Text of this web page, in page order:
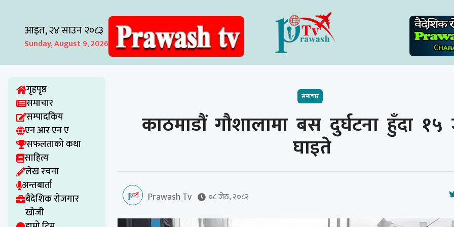
आइत, २४ साउन २०८३
Sunday, August 9, 2026
गृहपृष्ठ
समाचार
सम्पादकिय
एन आर एन ए
सफलताको कथा
साहित्य
लेख रचना
अन्तबार्ता
बैदेशिक रोजगार
खोजी
समाचार
काठमाडौं गौशालामा बस दुर्घटना हुँदा
घाइते
Prawash Tv ०८ जेठ, २०८२